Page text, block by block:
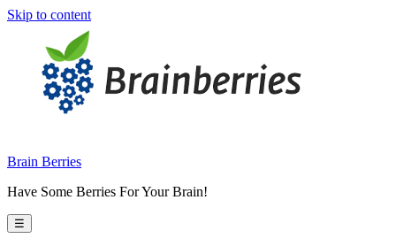
Skip to content
Brain Berries
Have Some Berries For Your Brain!
☰